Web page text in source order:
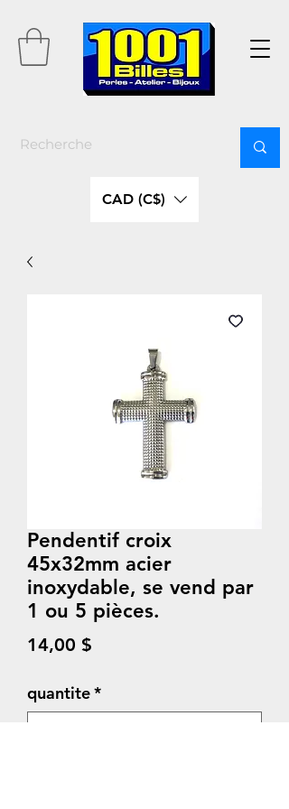
CAD (C$)
Pendentif croix
45x32mm acier
inoxydable, se vend par
1 ou 5 pièces.
14,00 $
quantite*